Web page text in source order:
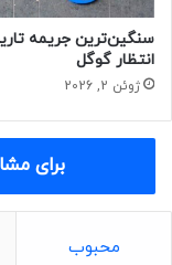
سنگین‌ترین جریمه
انتظار گوگل
ژوئن 2, 2026
برای
محبوب